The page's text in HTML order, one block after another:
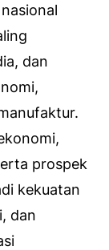
dan
prospek
kekuatan
dan